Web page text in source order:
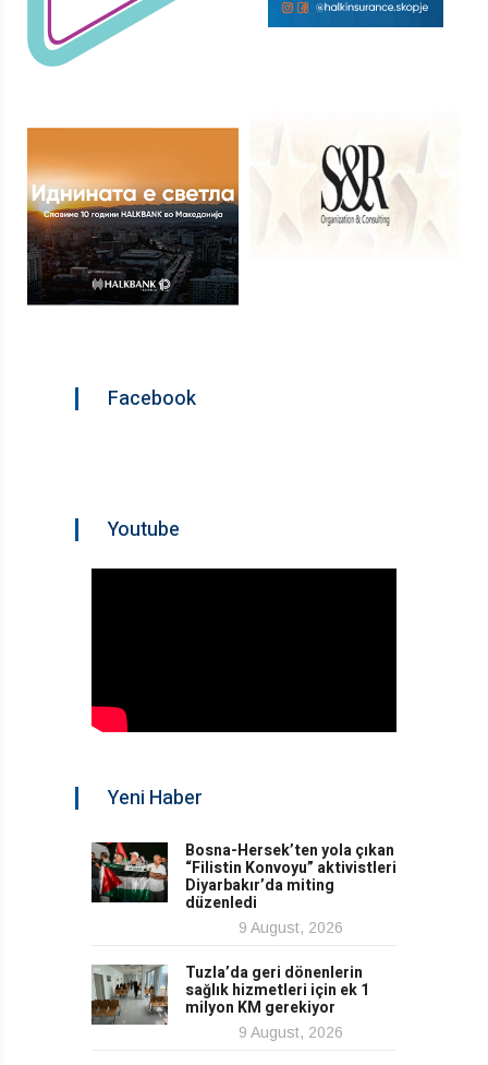
Facebook
Youtube
Yeni Haber
Bosna-Hersek’ten yola çıkan
“Filistin Konvoyu” aktivistleri
Diyarbakır’da miting
düzenledi
9 August, 2026
Tuzla’da geri dönenlerin
sağlık hizmetleri için ek 1
milyon KM gerekiyor
9 August, 2026